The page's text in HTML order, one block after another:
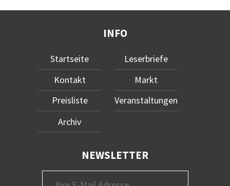
INFO
Startseite
Kontakt
Preisliste
Archiv
Leserbriefe
Markt
Veranstaltungen
NEWSLETTER